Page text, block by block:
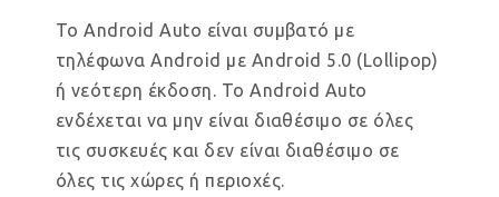
Το Android Auto είναι συμβατό με
τηλέφωνα Android με Android 5.0 (Lollipop)
ή νεότερη έκδοση. Το Android Auto
ενδέχεται να μην είναι διαθέσιμο σε όλες
τις συσκευές και δεν είναι διαθέσιμο σε
όλες τις χώρες ή περιοχές.